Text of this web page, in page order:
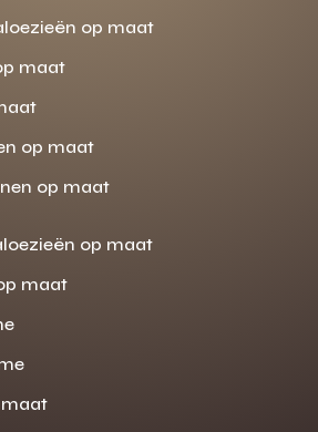
op maat
maat
op maat
op maat
op maat
maat